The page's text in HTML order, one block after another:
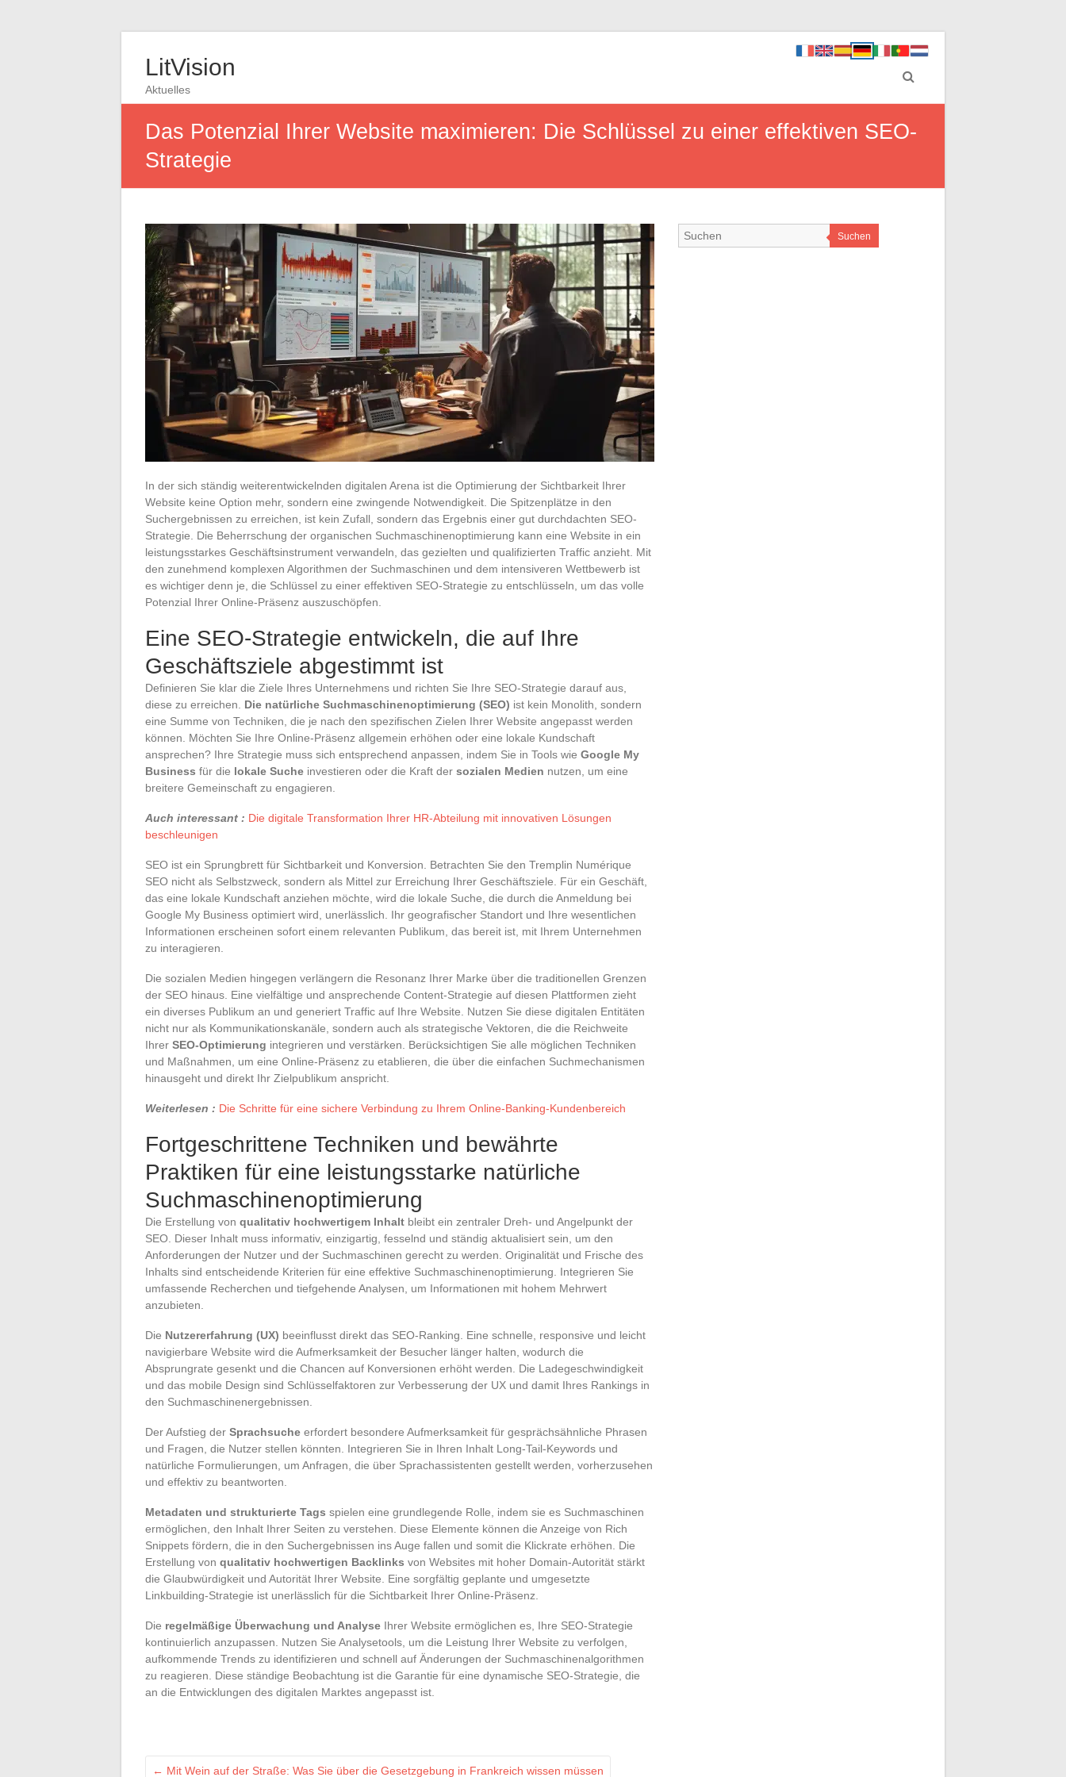
LitVision
Aktuelles
Das Potenzial Ihrer Website maximieren: Die Schlüssel zu einer effektiven SEO-
Strategie
In der sich ständig weiterentwickelnden digitalen Arena ist die Optimierung der Sichtbarkeit Ihrer
Website keine Option mehr, sondern eine zwingende Notwendigkeit. Die Spitzenplätze in den
Suchergebnissen zu erreichen, ist kein Zufall, sondern das Ergebnis einer gut durchdachten SEO-
Strategie. Die Beherrschung der organischen Suchmaschinenoptimierung kann eine Website in ein
leistungsstarkes Geschäftsinstrument verwandeln, das gezielten und qualifizierten Traffic anzieht. Mit
den zunehmend komplexen Algorithmen der Suchmaschinen und dem intensiveren Wettbewerb ist
es wichtiger denn je, die Schlüssel zu einer effektiven SEO-Strategie zu entschlüsseln, um das volle
Potenzial Ihrer Online-Präsenz auszuschöpfen.
Eine SEO-Strategie entwickeln, die auf Ihre
Geschäftsziele abgestimmt ist
Definieren Sie klar die Ziele Ihres Unternehmens und richten Sie Ihre SEO-Strategie darauf aus,
diese zu erreichen. Die natürliche Suchmaschinenoptimierung (SEO) ist kein Monolith, sondern
eine Summe von Techniken, die je nach den spezifischen Zielen Ihrer Website angepasst werden
können. Möchten Sie Ihre Online-Präsenz allgemein erhöhen oder eine lokale Kundschaft
ansprechen? Ihre Strategie muss sich entsprechend anpassen, indem Sie in Tools wie Google My
Business für die lokale Suche investieren oder die Kraft der sozialen Medien nutzen, um eine
breitere Gemeinschaft zu engagieren.
Auch interessant : Die digitale Transformation Ihrer HR-Abteilung mit innovativen Lösungen
beschleunigen
SEO ist ein Sprungbrett für Sichtbarkeit und Konversion. Betrachten Sie den Tremplin Numérique
SEO nicht als Selbstzweck, sondern als Mittel zur Erreichung Ihrer Geschäftsziele. Für ein Geschäft,
das eine lokale Kundschaft anziehen möchte, wird die lokale Suche, die durch die Anmeldung bei
Google My Business optimiert wird, unerlässlich. Ihr geografischer Standort und Ihre wesentlichen
Informationen erscheinen sofort einem relevanten Publikum, das bereit ist, mit Ihrem Unternehmen
zu interagieren.
Die sozialen Medien hingegen verlängern die Resonanz Ihrer Marke über die traditionellen Grenzen
der SEO hinaus. Eine vielfältige und ansprechende Content-Strategie auf diesen Plattformen zieht
ein diverses Publikum an und generiert Traffic auf Ihre Website. Nutzen Sie diese digitalen Entitäten
nicht nur als Kommunikationskanäle, sondern auch als strategische Vektoren, die die Reichweite
Ihrer SEO-Optimierung integrieren und verstärken. Berücksichtigen Sie alle möglichen Techniken
und Maßnahmen, um eine Online-Präsenz zu etablieren, die über die einfachen Suchmechanismen
hinausgeht und direkt Ihr Zielpublikum anspricht.
Weiterlesen : Die Schritte für eine sichere Verbindung zu Ihrem Online-Banking-Kundenbereich
Fortgeschrittene Techniken und bewährte
Praktiken für eine leistungsstarke natürliche
Suchmaschinenoptimierung
Die Erstellung von qualitativ hochwertigem Inhalt bleibt ein zentraler Dreh- und Angelpunkt der
SEO. Dieser Inhalt muss informativ, einzigartig, fesselnd und ständig aktualisiert sein, um den
Anforderungen der Nutzer und der Suchmaschinen gerecht zu werden. Originalität und Frische des
Inhalts sind entscheidende Kriterien für eine effektive Suchmaschinenoptimierung. Integrieren Sie
umfassende Recherchen und tiefgehende Analysen, um Informationen mit hohem Mehrwert
anzubieten.
Die Nutzererfahrung (UX) beeinflusst direkt das SEO-Ranking. Eine schnelle, responsive und leicht
navigierbare Website wird die Aufmerksamkeit der Besucher länger halten, wodurch die
Absprungrate gesenkt und die Chancen auf Konversionen erhöht werden. Die Ladegeschwindigkeit
und das mobile Design sind Schlüsselfaktoren zur Verbesserung der UX und damit Ihres Rankings in
den Suchmaschinenergebnissen.
Der Aufstieg der Sprachsuche erfordert besondere Aufmerksamkeit für gesprächsähnliche Phrasen
und Fragen, die Nutzer stellen könnten. Integrieren Sie in Ihren Inhalt Long-Tail-Keywords und
natürliche Formulierungen, um Anfragen, die über Sprachassistenten gestellt werden, vorherzusehen
und effektiv zu beantworten.
Metadaten und strukturierte Tags spielen eine grundlegende Rolle, indem sie es Suchmaschinen
ermöglichen, den Inhalt Ihrer Seiten zu verstehen. Diese Elemente können die Anzeige von Rich
Snippets fördern, die in den Suchergebnissen ins Auge fallen und somit die Klickrate erhöhen. Die
Erstellung von qualitativ hochwertigen Backlinks von Websites mit hoher Domain-Autorität stärkt
die Glaubwürdigkeit und Autorität Ihrer Website. Eine sorgfältig geplante und umgesetzte
Linkbuilding-Strategie ist unerlässlich für die Sichtbarkeit Ihrer Online-Präsenz.
Die regelmäßige Überwachung und Analyse Ihrer Website ermöglichen es, Ihre SEO-Strategie
kontinuierlich anzupassen. Nutzen Sie Analysetools, um die Leistung Ihrer Website zu verfolgen,
aufkommende Trends zu identifizieren und schnell auf Änderungen der Suchmaschinenalgorithmen
zu reagieren. Diese ständige Beobachtung ist die Garantie für eine dynamische SEO-Strategie, die
an die Entwicklungen des digitalen Marktes angepasst ist.
← Mit Wein auf der Straße: Was Sie über die Gesetzgebung in Frankreich wissen müssen
Suchen